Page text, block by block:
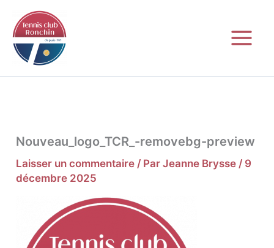
contenu
Nouveau_logo_TCR_-removebg-preview
Laisser un commentaire / ParJeanne Brysse / 9
décembre 2025